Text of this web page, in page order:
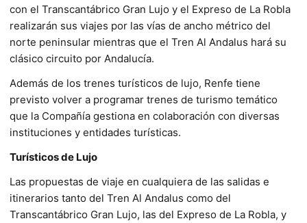
con el Transcantábrico Gran Lujo y el Expreso de La Robla
realizarán sus viajes por las vías de ancho métrico del
norte peninsular mientras que el Tren Al Andalus hará su
clásico circuito por Andalucía.
Además de los trenes turísticos de lujo, Renfe tiene
previsto volver a programar trenes de turismo temático
que la Compañía gestiona en colaboración con diversas
instituciones y entidades turísticas.
Turísticos de Lujo
Las propuestas de viaje en cualquiera de las salidas e
itinerarios tanto del Tren Al Andalus como del
Transcantábrico Gran Lujo, las del Expreso de La Robla, y